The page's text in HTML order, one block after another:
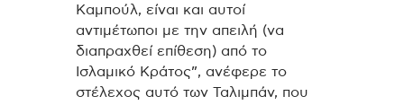
Καμπούλ, είναι και αυτοί
αντιμέτωποι με την απειλή (να
διαπραχθεί επίθεση) από το
Ισλαμικό Κράτος”, ανέφερε το
στέλεχος αυτό των Ταλιμπάν, που